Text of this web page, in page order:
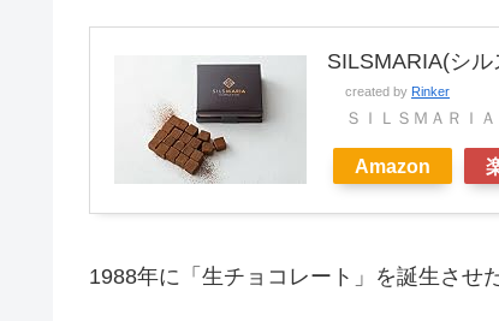
SILSMARIA(シ
created by Rinker
ＳＩＬＳＭＡＲＩＡ
Amazon
1988年に「生チョコレート」を誕生させ